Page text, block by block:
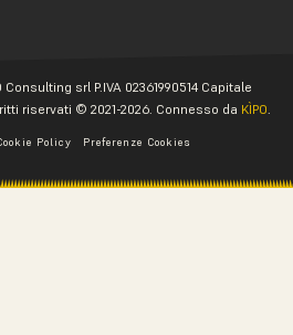
srl P.IVA 02361990514 Capitale
riservati © 2021-2026. Connesso da KÌPO
Policy Preferenze Cookies